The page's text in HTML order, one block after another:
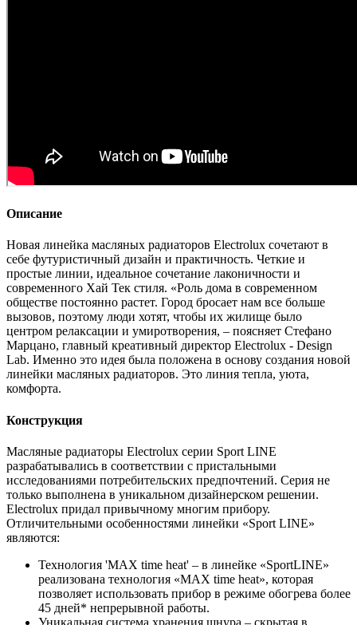
Описание
Новая линейка масляных радиаторов Electrolux сочетают в
себе футуристичный дизайн и практичность. Четкие и
простые линии, идеальное сочетание лаконичности и
современного Хай Тек стиля. «Роль дома в современном
обществе постоянно растет. Город бросает нам все больше
вызовов, поэтому люди хотят, чтобы их жилище было
центром релаксации и умиротворения, – поясняет Стефано
Марцано, главный креативный директор Electrolux - Design
Lab. Именно это идея была положена в основу создания новой
линейки масляных радиаторов. Это линия тепла, уюта,
комфорта.
Конструкция
Масляные радиаторы Electrolux серии Sport LINE
разрабатывались в соответствии с пристальными
исследованиями потребительских предпочтений. Серия не
только выполнена в уникальном дизайнерском решении.
Electrolux придал привычному многим прибору.
Отличительными особенностями линейки «Sport LINE»
являются:
Технология 'MAX time heat' – в линейке «SportLINE»
реализована технология «MAX time heat», которая
позволяет использовать прибор в режиме обогрева более
45 дней* непрерывной работы.
Уникальная система хранения шнура – скрытая в